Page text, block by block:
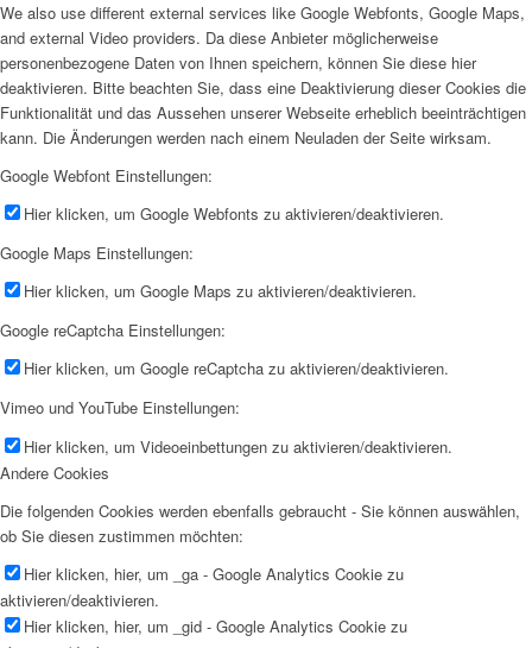
We also use different external services like Google Webfonts, Google Maps,
and external Video providers. Da diese Anbieter möglicherweise
personenbezogene Daten von Ihnen speichern, können Sie diese hier
deaktivieren. Bitte beachten Sie, dass eine Deaktivierung dieser Cookies die
Funktionalität und das Aussehen unserer Webseite erheblich beeinträchtigen
kann. Die Änderungen werden nach einem Neuladen der Seite wirksam.
Google Webfont Einstellungen:
Hier klicken, um Google Webfonts zu aktivieren/deaktivieren.
Google Maps Einstellungen:
Hier klicken, um Google Maps zu aktivieren/deaktivieren.
Google reCaptcha Einstellungen:
Hier klicken, um Google reCaptcha zu aktivieren/deaktivieren.
Vimeo und YouTube Einstellungen:
Hier klicken, um Videoeinbettungen zu aktivieren/deaktivieren.
Andere Cookies
Die folgenden Cookies werden ebenfalls gebraucht - Sie können auswählen,
ob Sie diesen zustimmen möchten:
Hier klicken, hier, um _ga - Google Analytics Cookie zu
aktivieren/deaktivieren.
Hier klicken, hier, um _gid - Google Analytics Cookie zu